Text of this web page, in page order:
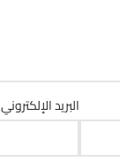
البريد الإلكتروني